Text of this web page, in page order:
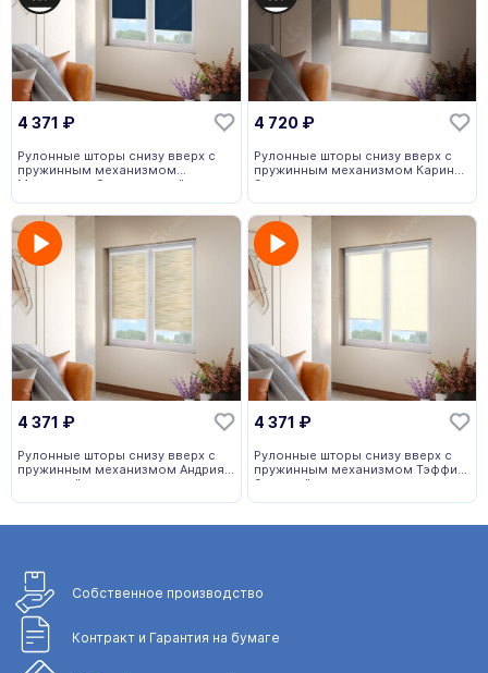
4 371 ₽
Рулонные шторы снизу вверх с
пружинным механизмом
Мадагаскар блэкаут синий
4 720 ₽
Рулонные шторы снизу вверх с
пружинным механизмом Карина
блэкаут мокко
4 371 ₽
Рулонные шторы снизу вверх с
пружинным механизмом Андрия
песочный
4 371 ₽
Рулонные шторы снизу вверх с
пружинным механизмом Тэффи
бежевый
Собственное производство
Контракт и Гарантия на бумаге